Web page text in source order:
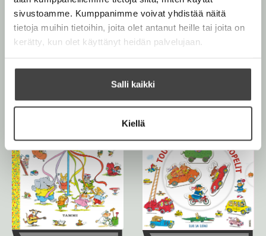
sivustoamme. Kumppanimme voivat yhdistää näitä
tietoja muihin tietoihin, joita olet antanut heille tai joita on
kerätty, kun olet käyttänyt heidän palvelujaan.
Salli kaikki
Kiellä
ä
l
i
e
e
n
y